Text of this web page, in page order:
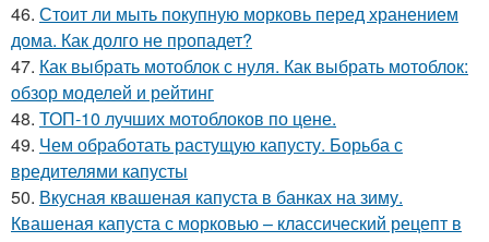
46. Стоит ли мыть покупную морковь перед хранением
дома. Как долго не пропадет?
47. Как выбрать мотоблок с нуля. Как выбрать мотоблок:
обзор моделей и рейтинг
48. ТОП-10 лучших мотоблоков по цене.
49. Чем обработать растущую капусту. Борьба с
вредителями капусты
50. Вкусная квашеная капуста в банках на зиму.
Квашеная капуста с морковью – классический рецепт в